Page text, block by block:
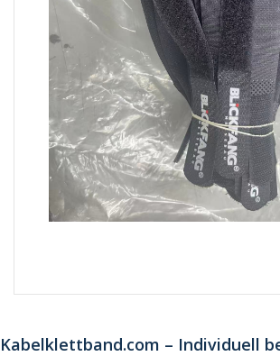
Kabelklettband.com – Individuell